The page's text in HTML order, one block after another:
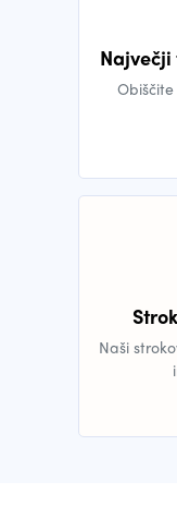
Največji
Naši